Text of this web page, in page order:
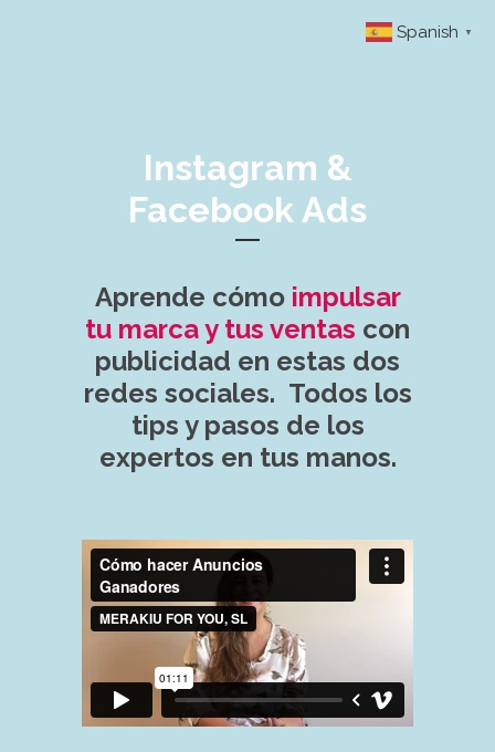
Instagram &
Facebook Ads
Aprende cómo impulsar
tu marca y tus ventas con
publicidad en estas dos
redes sociales. Todos los
tips y pasos de los
expertos en tus manos.
Spanish ▼